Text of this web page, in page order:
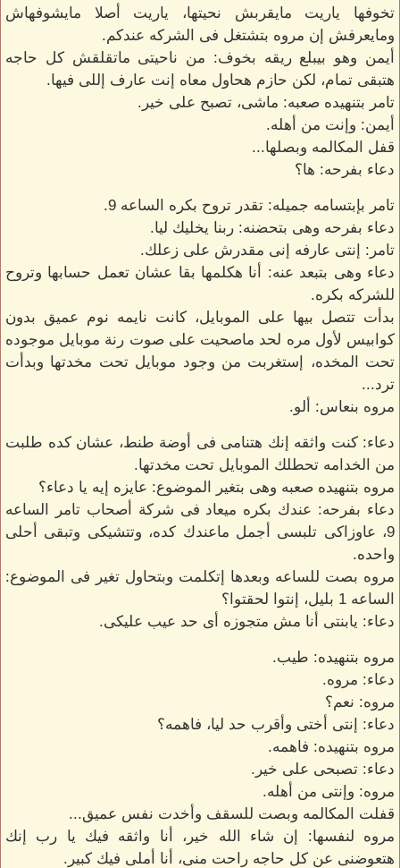
تخوفها ياريت مايقربش نحيتها، ياريت أصلا مايشوفهاش
ومايعرفش إن مروه بتشتغل فى الشركه عندكم.
أيمن وهو بيبلع ريقه بخوف: من ناحيتى ماتقلقش كل حاجه
هتبقى تمام، لكن حازم هحاول معاه إنت عارف إللى فيها.
تامر بتنهيده صعبه: ماشى، تصبح على خير.
أيمن: وإنت من أهله.
قفل المكالمه وبصلها...
دعاء بفرحه: ها؟
تامر بإبتسامه جميله: تقدر تروح بكره الساعه 9.
دعاء بفرحه وهى بتحضنه: ربنا يخليك ليا.
تامر: إنتى عارفه إنى مقدرش على زعلك.
دعاء وهى بتبعد عنه: أنا هكلمها بقا عشان تعمل حسابها وتروح
للشركه بكره.
بدأت تتصل بيها على الموبايل، كانت نايمه نوم عميق بدون
كوابيس لأول مره لحد ماصحيت على صوت رنة موبايل موجوده
تحت المخده، إستغربت من وجود موبايل تحت مخدتها وبدأت
ترد...
مروه بنعاس: ألو.
دعاء: كنت واثقه إنك هتنامى فى أوضة طنط، عشان كده طلبت
من الخدامه تحطلك الموبايل تحت مخدتها.
مروه بتنهيده صعبه وهى بتغير الموضوع: عايزه إيه يا دعاء؟
دعاء بفرحه: عندك بكره ميعاد فى شركة أصحاب تامر الساعه
9، عاوزاكى تلبسى أجمل ماعندك كده، وتتشيكى وتبقى أحلى
واحده.
مروه بصت للساعه وبعدها إتكلمت وبتحاول تغير فى الموضوع:
الساعه 1 بليل، إنتوا لحقتوا؟
دعاء: يابنتى أنا مش متجوزه أى حد عيب عليكى.
مروه بتنهيده: طيب.
دعاء: مروه.
مروه: نعم؟
دعاء: إنتى أختى وأقرب حد ليا، فاهمه؟
مروه بتنهيده: فاهمه.
دعاء: تصبحى على خير.
مروه: وإنتى من أهله.
قفلت المكالمه وبصت للسقف وأخدت نفس عميق...
مروه لنفسها: إن شاء الله خير، أنا واثقه فيك يا رب إنك
هتعوضنى عن كل حاجه راحت منى، أنا أملى فيك كبير.